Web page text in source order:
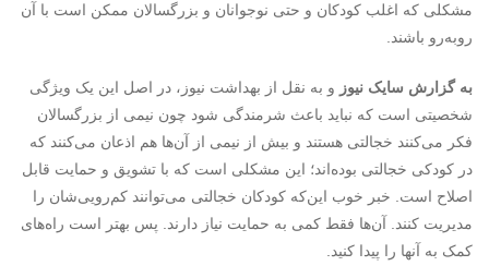
مشکلی که اغلب کودکان و حتی نوجوانان و بزرگسالان ممکن است با آن
روبه‌رو باشند.
به گزارش سایک نیوز و به نقل از بهداشت نیوز، در اصل این یک ویژگی
شخصیتی است که نباید باعث شرمندگی شود چون نیمی از بزرگسالان
فکر می‌کنند خجالتی هستند و بیش از نیمی از آن‌ها هم اذعان می‌کنند که
در کودکی خجالتی بوده‌اند؛ این مشکلی است که با تشویق و حمایت قابل
اصلاح است. خبر خوب این‌که کودکان خجالتی می‌توانند کم‌رویی‌شان را
مدیریت کنند. آن‌ها فقط کمی به حمایت نیاز دارند. پس بهتر است راه‌های
کمک به آنها را پیدا کنید.